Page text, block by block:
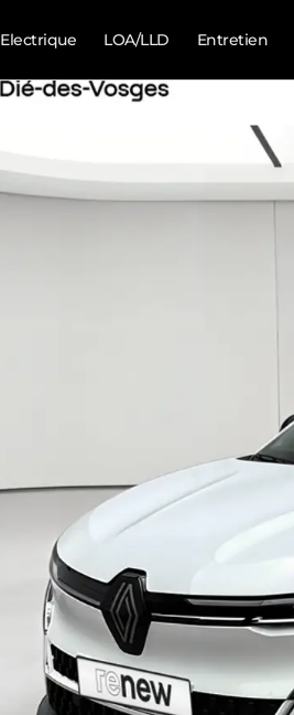
Electrique LOA/LLD Entretien